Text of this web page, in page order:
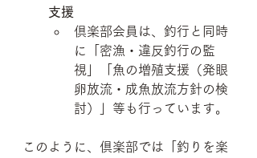
支援
倶楽部会員は、釣行と同時
に「密漁・違反釣行の監
視」「魚の増殖支援（発眼
卵放流・成魚放流方針の検
討）」等も行っています。
このように、倶楽部では「釣りを楽